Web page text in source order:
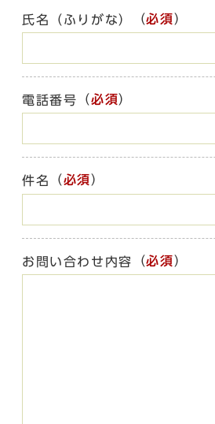
氏名（ふりがな） （必須）
電話番号 （必須）
件名 （必須）
お問い合わせ内容 （必須）